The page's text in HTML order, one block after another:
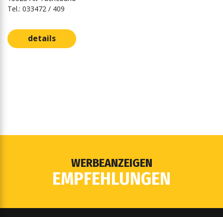
Tel.: 033472 / 409
details
WERBEANZEIGEN
EMPFEHLUNGEN